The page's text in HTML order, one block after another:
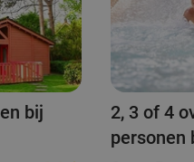
bij
2, 3 of 4
personen